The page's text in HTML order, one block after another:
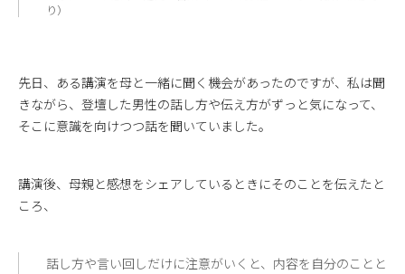
り）
先日、ある講演を母と一緒に聞く機会があったのですが、私は聞
きながら、登壇した男性の話し方や伝え方がずっと気になって、
そこに意識を向けつつ話を聞いていました。
講演後、母親と感想をシェアしているときにそのことを伝えたと
ころ、
話し方や言い回しだけに注意がいくと、内容を自分のことと